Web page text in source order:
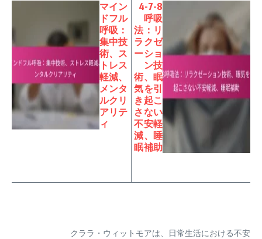
マイン
ドフル
呼吸：
集中技
術、ス
トレス
軽減、
メンタ
ルクリ
アリテ
ィ
4-7-8
呼吸
法：リ
ラクゼ
ーショ
ン技
術、眠
気を引
き起こ
さない
不安軽
減、睡
眠補助
クララ・ウィットモアは、日常生活における不安